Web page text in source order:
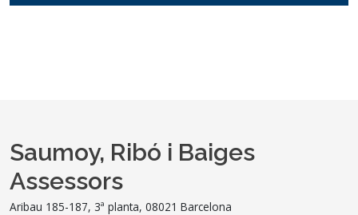
Saumoy, Ribó i Baiges
Assessors
Aribau 185-187, 3ª planta, 08021 Barcelona